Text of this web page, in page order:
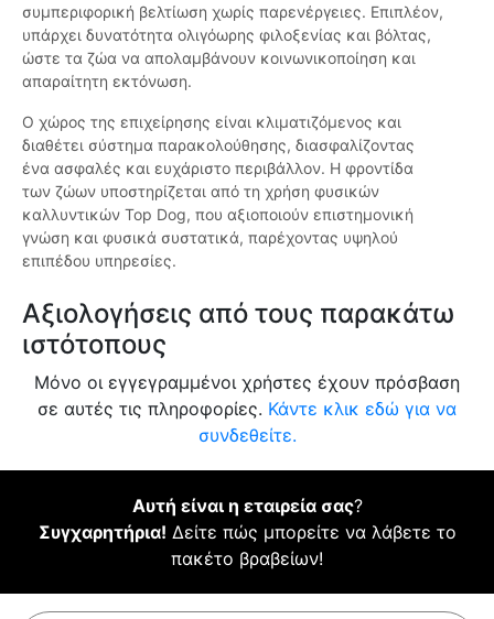
συμπεριφορική βελτίωση χωρίς παρενέργειες. Επιπλέον,
υπάρχει δυνατότητα ολιγόωρης φιλοξενίας και βόλτας,
ώστε τα ζώα να απολαμβάνουν κοινωνικοποίηση και
απαραίτητη εκτόνωση.
Ο χώρος της επιχείρησης είναι κλιματιζόμενος και
διαθέτει σύστημα παρακολούθησης, διασφαλίζοντας
ένα ασφαλές και ευχάριστο περιβάλλον. Η φροντίδα
των ζώων υποστηρίζεται από τη χρήση φυσικών
καλλυντικών Top Dog, που αξιοποιούν επιστημονική
γνώση και φυσικά συστατικά, παρέχοντας υψηλού
επιπέδου υπηρεσίες.
Αξιολογήσεις από τους παρακάτω
ιστότοπους
Μόνο οι εγγεγραμμένοι χρήστες έχουν πρόσβαση
σε αυτές τις πληροφορίες. Κάντε κλικ εδώ για να
συνδεθείτε.
Αυτή είναι η εταιρεία σας?
Συγχαρητήρια! Δείτε πώς μπορείτε να λάβετε το
πακέτο βραβείων!